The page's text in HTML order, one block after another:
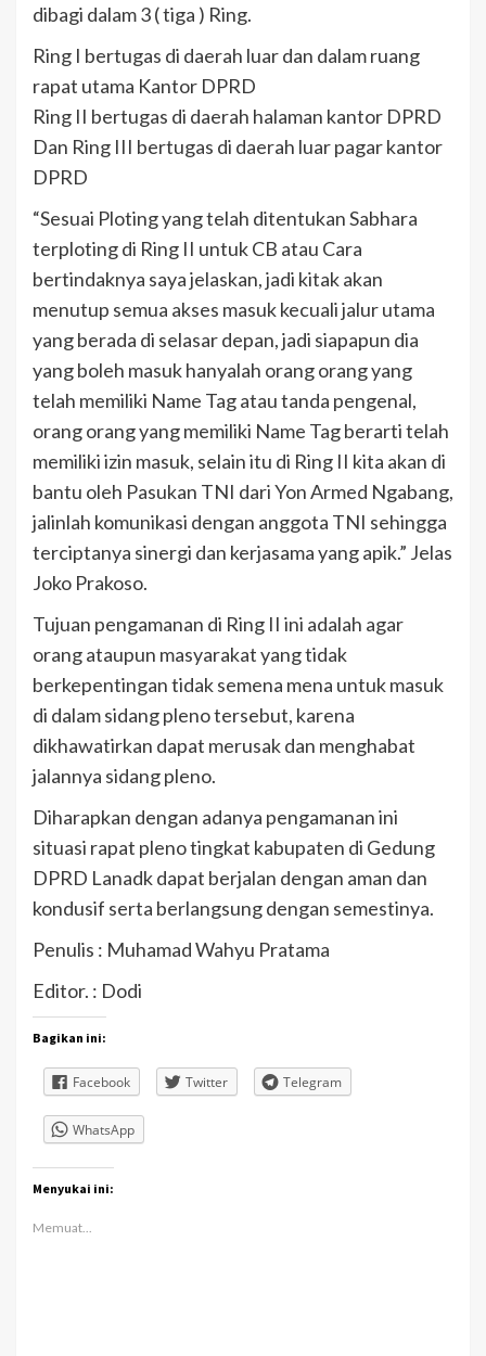
dibagi dalam 3 ( tiga ) Ring.
Ring I bertugas di daerah luar dan dalam ruang
rapat utama Kantor DPRD
Ring II bertugas di daerah halaman kantor DPRD
Dan Ring III bertugas di daerah luar pagar kantor
DPRD
“Sesuai Ploting yang telah ditentukan Sabhara
terploting di Ring II untuk CB atau Cara
bertindaknya saya jelaskan, jadi kitak akan
menutup semua akses masuk kecuali jalur utama
yang berada di selasar depan, jadi siapapun dia
yang boleh masuk hanyalah orang orang yang
telah memiliki Name Tag atau tanda pengenal,
orang orang yang memiliki Name Tag berarti telah
memiliki izin masuk, selain itu di Ring II kita akan di
bantu oleh Pasukan TNI dari Yon Armed Ngabang,
jalinlah komunikasi dengan anggota TNI sehingga
terciptanya sinergi dan kerjasama yang apik.” Jelas
Joko Prakoso.
Tujuan pengamanan di Ring II ini adalah agar
orang ataupun masyarakat yang tidak
berkepentingan tidak semena mena untuk masuk
di dalam sidang pleno tersebut, karena
dikhawatirkan dapat merusak dan menghabat
jalannya sidang pleno.
Diharapkan dengan adanya pengamanan ini
situasi rapat pleno tingkat kabupaten di Gedung
DPRD Lanadk dapat berjalan dengan aman dan
kondusif serta berlangsung dengan semestinya.
Penulis : Muhamad Wahyu Pratama
Editor. : Dodi
Bagikan ini:
Facebook Twitter Telegram
WhatsApp
Menyukai ini:
Memuat...